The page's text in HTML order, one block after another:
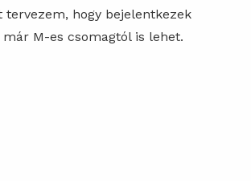
tervezem, hogy bejelentkezek
M-es csomagtól is lehet.